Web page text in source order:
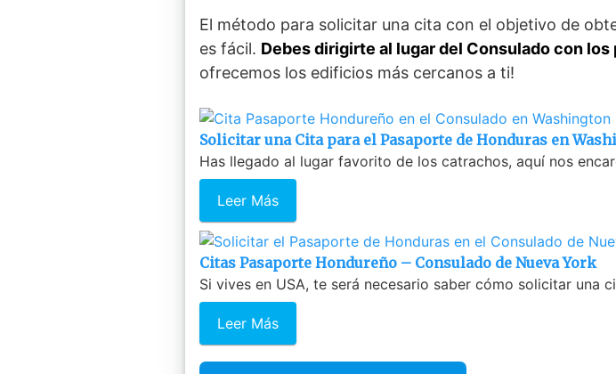
El método para solicitar una cita con el objetivo de
es fácil. Debes dirigirte al lugar del Consulado con
ofrecemos los edificios más cercanos a ti!
Solicitar una Cita para el Pasaporte de Honduras en
Has llegado al lugar favorito de los catrachos, aquí nos
Leer Más
Citas Pasaporte Hondureño – Consulado de Nueva York
Si vives en USA, te será necesario saber cómo solicitar una
Leer Más